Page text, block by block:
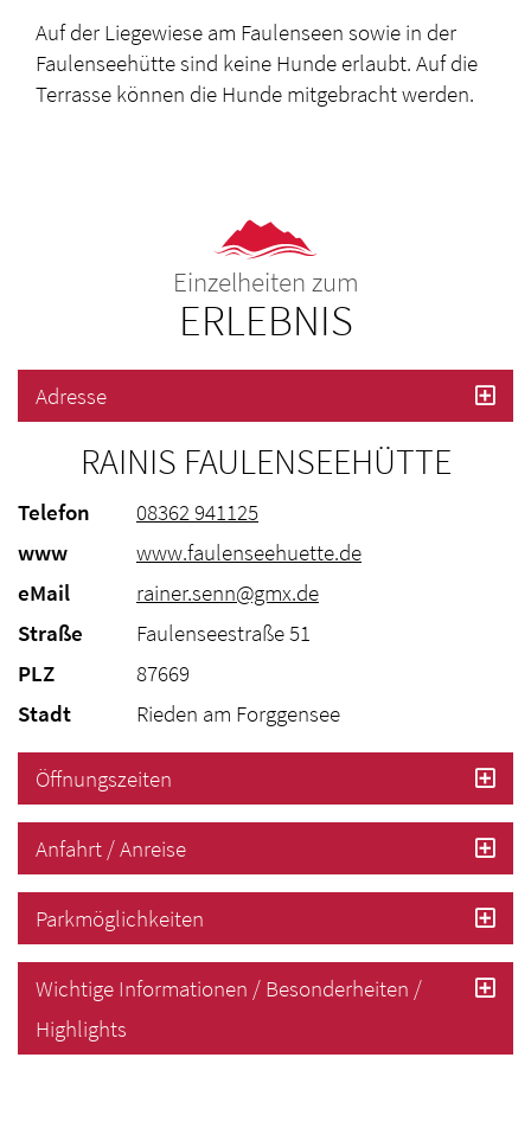
Auf der Liegewiese am Faulenseen sowie in der
Faulenseehütte sind keine Hunde erlaubt. Auf die
Terrasse können die Hunde mitgebracht werden.
Einzelheiten zum
ERLEBNIS
Adresse
RAINIS FAULENSEEHÜTTE
Telefon
08362 941125
www
www.faulenseehuette.de
eMail
rainer.senn@gmx.de
Straße
Faulenseestraße 51
PLZ
87669
Stadt
Rieden am Forggensee
Öffnungszeiten
Anfahrt / Anreise
Parkmöglichkeiten
Wichtige Informationen / Besonderheiten /
Highlights